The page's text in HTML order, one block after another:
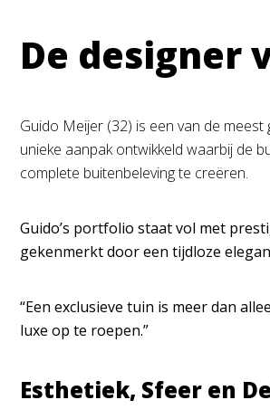
De designer
Guido Meijer (32) is een van de
unieke aanpak ontwikkeld waarbij de
complete buitenbeleving te creëren.
Guido’s portfolio staat vol met
gekenmerkt door een tijdloze
“Een exclusieve tuin is meer dan
luxe op te roepen.”
Esthetiek, Sfeer en